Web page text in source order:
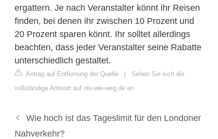
ergattern. Je nach Veranstalter könnt ihr Reisen
finden, bei denen ihr zwischen 10 Prozent und
20 Prozent sparen könnt. Ihr solltet allerdings
beachten, dass jeder Veranstalter seine Rabatte
unterschiedlich gestaltet.
Antrag auf Entfernung der Quelle | Sehen Sie sich die
vollständige Antwort auf nix-wie-weg.de an
Wie hoch ist das Tageslimit für den Londoner
Nahverkehr?